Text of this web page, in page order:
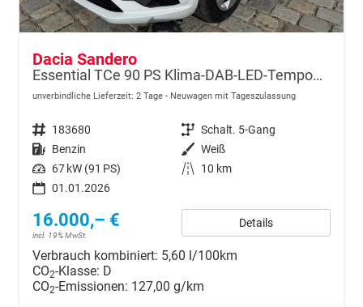
Dacia Sandero
Essential TCe 90 PS Klima-DAB-LED-Tempomat-Limiter-sofort
unverbindliche Lieferzeit: 2 Tage Neuwagen mit Tageszulassung
Fahrzeugnr. 183680 Getriebe Schalt. 5-Gang
Kraftstoff Benzin Außenfarbe Weiß
Leistung 67 kW (91 PS) Kilometerstand
10 km
01.01.2026
16.000,– €
incl. 19% MwSt.
Details
Verbrauch kombiniert: 5,60 l/100km
CO2-Klasse: D
CO2-Emissionen: 127,00 g/km